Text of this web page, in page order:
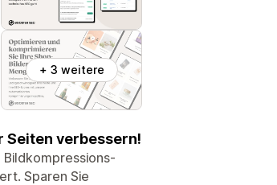
+ 3 weitere
Seiten verbessern!
Sparen Sie